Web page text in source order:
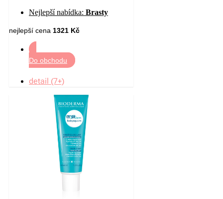
Nejlepší nabídka: Brasty
nejlepší cena 1321 Kč
Do obchodu
detail (7+)